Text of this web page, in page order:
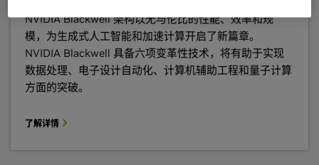
NVIDIA Blackwell 架构以无与伦比的性能、效率和规
模，为生成式人工智能和加速计算开启了新篇章。
NVIDIA Blackwell 具备六项变革性技术，将有助于实现
数据处理、电子设计自动化、计算机辅助工程和量子计算
方面的突破。
了解详情